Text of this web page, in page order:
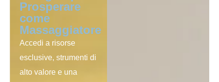
Prosperare
come
Massaggiatore
Accedi a risorse
esclusive, strumenti di
alto valore e una